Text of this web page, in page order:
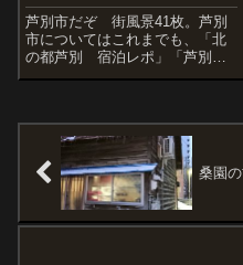
芦別市だぞ 街風景41枚。芦別
市についてはこれまでも、「北
の都芦別 宿泊レポ」「芦別
駅」「芦別 道の駅」など、記
ギンザいろいろと話題を聞くア
シントンホテルさん。名前はワ
シントンとアシベ...
桑園